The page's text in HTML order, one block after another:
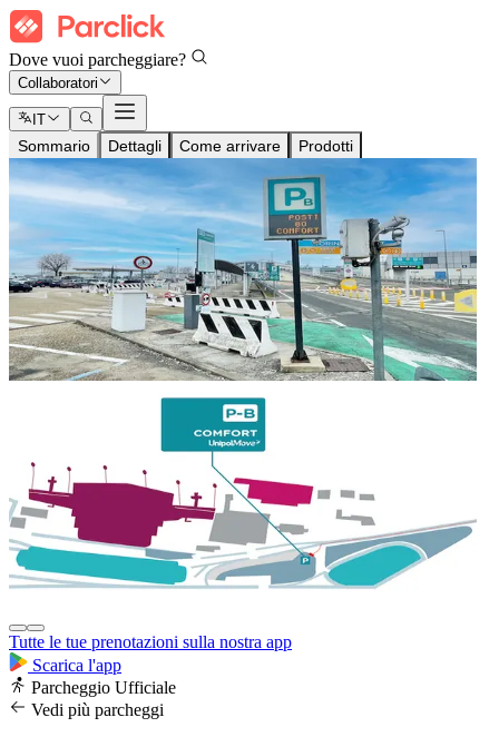
Dove vuoi parcheggiare?
Collaboratori
IT
Sommario Dettagli Come arrivare Prodotti
Tutte le tue prenotazioni sulla nostra app
Scarica l'app
Parcheggio Ufficiale
Vedi più parcheggi